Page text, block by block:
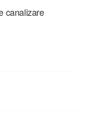
canalizare